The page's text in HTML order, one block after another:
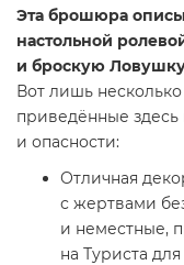
Эта брошюра
настольной
и броскую
Вот лишь
приведённые
и опасности:
Отличная
с жертвами
и неместные,
на Туриста